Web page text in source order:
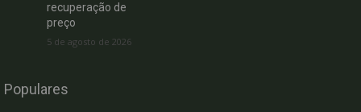
recuperação de
preço
5 de agosto de 2026
Populares